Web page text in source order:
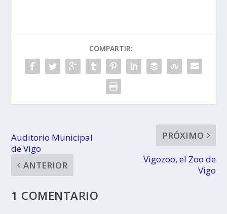
COMPARTIR:
Auditorio Municipal
de Vigo
ANTERIOR
PRÓXIMO
Vigozoo, el Zoo de
Vigo
1 COMENTARIO